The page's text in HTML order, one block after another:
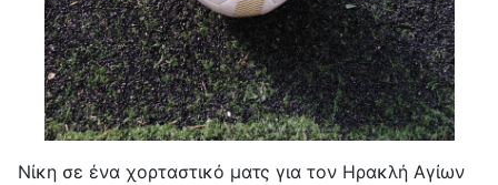
Νίκη σε ένα χορταστικό ματς για τον Ηρακλή Αγίων